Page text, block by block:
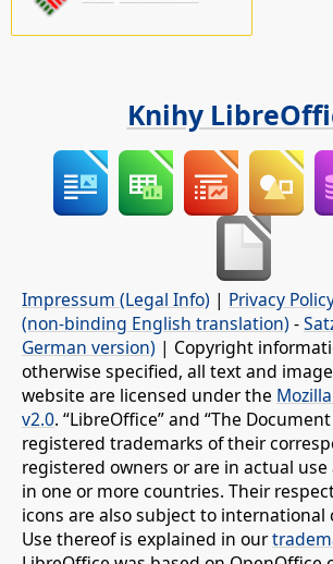
Knihy
Impressum (Legal Info) | Privacy
(non-binding English translation) -
German version) | Copyright
otherwise specified, all text and
website are licensed under the
v2.0. “LibreOffice” and “The
registered trademarks of their
registered owners or are in actual
in one or more countries. Their
icons are also subject to international
Use thereof is explained in our